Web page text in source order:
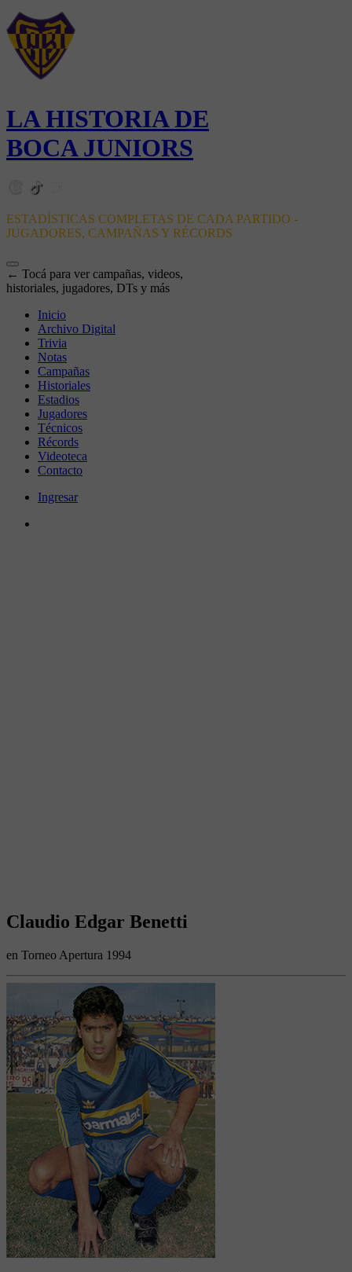
LA HISTORIA DE
BOCA JUNIORS
ESTADÍSTICAS COMPLETAS DE CADA PARTIDO -
JUGADORES, CAMPAÑAS Y RÉCORDS
← Tocá para ver campañas, videos,
historiales, jugadores, DTs y más
Inicio
Archivo Digital
Trivia
Notas
Campañas
Historiales
Estadios
Jugadores
Técnicos
Récords
Videoteca
Contacto
Ingresar
Claudio Edgar Benetti
en Torneo Apertura 1994